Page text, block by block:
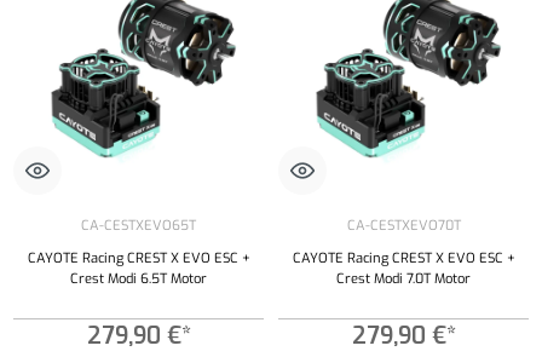
CA-CESTXEVO65T
CAYOTE Racing CREST X EVO ESC +
Crest Modi 6.5T Motor
279,90 €*
CA-CESTXEVO70T
CAYOTE Racing CREST X EVO ESC +
Crest Modi 7.0T Motor
279,90 €*